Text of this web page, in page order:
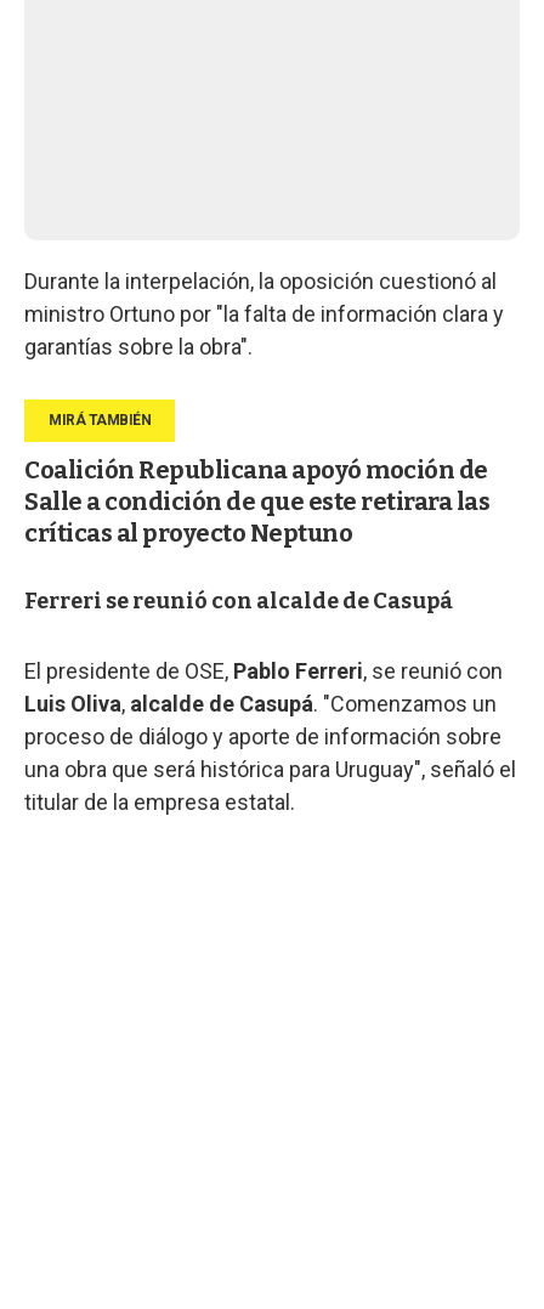
Durante la interpelación, la oposición cuestionó al
ministro Ortuno por "la falta de información clara y
garantías sobre la obra".
Coalición Republicana apoyó moción de
Salle a condición de que este retirara las
críticas al proyecto Neptuno
Ferreri se reunió con alcalde de Casupá
El presidente de OSE, Pablo Ferreri, se reunió con
Luis Oliva, alcalde de Casupá. "Comenzamos un
proceso de diálogo y aporte de información sobre
una obra que será histórica para Uruguay", señaló el
titular de la empresa estatal.